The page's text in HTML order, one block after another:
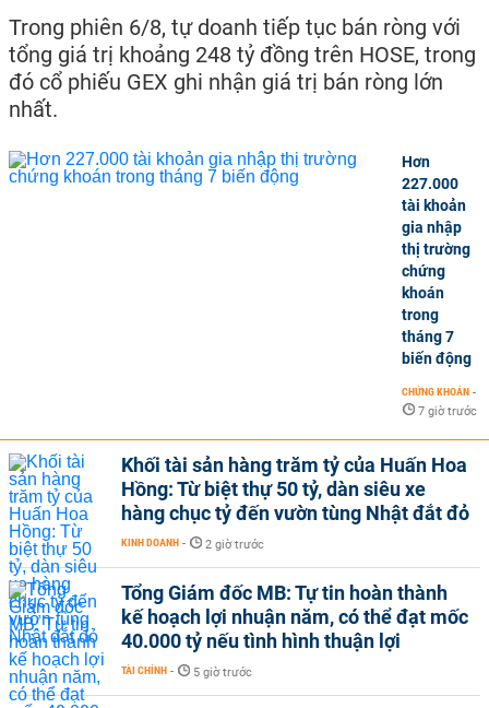
Trong phiên 6/8, tự doanh tiếp tục bán ròng với
tổng giá trị khoảng 248 tỷ đồng trên HOSE, trong
đó cổ phiếu GEX ghi nhận giá trị bán ròng lớn
nhất.
Hơn
227.000
tài khoản
gia nhập
thị trường
chứng
khoán
trong
tháng 7
biến động
CHỨNG KHOÁN -
7 giờ trước
Khối tài sản hàng trăm tỷ của Huấn Hoa
Hồng: Từ biệt thự 50 tỷ, dàn siêu xe
hàng chục tỷ đến vườn tùng Nhật đắt đỏ
KINH DOANH - 2 giờ trước
Tổng Giám đốc MB: Tự tin hoàn thành
kế hoạch lợi nhuận năm, có thể đạt mốc
40.000 tỷ nếu tình hình thuận lợi
TÀI CHÍNH - 5 giờ trước